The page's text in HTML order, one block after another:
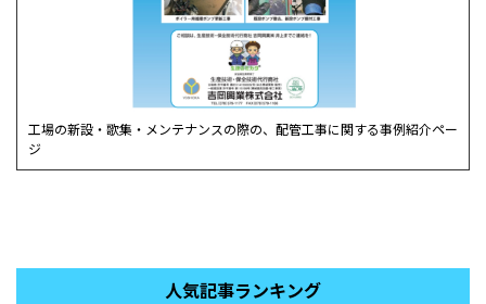
工場の新設・歌集・メンテナンスの際の、配管工事に関する事例紹介ペー
ジ
人気記事ランキング